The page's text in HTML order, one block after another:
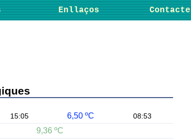
Enllaços Contacte
15:05 6,50 ºC
08:53
9,36 ºC